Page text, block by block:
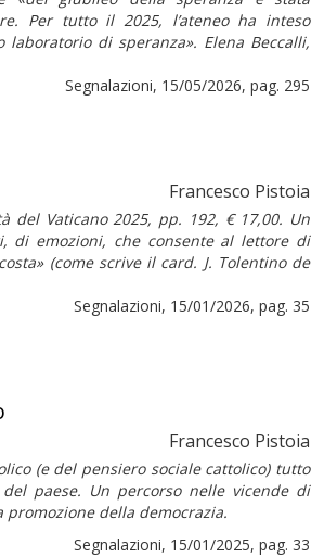
Per tutto il 2025, l’ateneo ha inteso
di speranza». Elena Beccalli,
Segnalazioni, 15/05/2026, pag. 295
Francesco Pistoia
del Vaticano 2025, pp. 192, € 17,00. Un
di emozioni, che consente al lettore di
(come scrive il card. J. Tolentino de
Segnalazioni, 15/01/2026, pag. 35
Francesco Pistoia
(e del pensiero sociale cattolico) tutto
paese. Un percorso nelle vicende di
della democrazia.
Segnalazioni, 15/01/2025, pag. 33